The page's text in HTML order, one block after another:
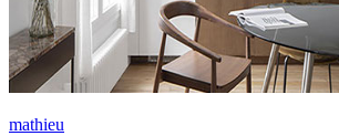
mathieu